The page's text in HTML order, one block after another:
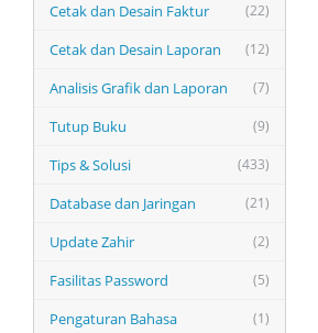
(22)
Cetak dan Desain Faktur
(12)
Cetak dan Desain Laporan
(7)
Analisis Grafik dan Laporan
(9)
Tutup Buku
(433)
Tips & Solusi
(21)
Database dan Jaringan
(2)
Update Zahir
(5)
Fasilitas Password
(1)
Pengaturan Bahasa